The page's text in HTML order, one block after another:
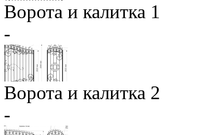
Ворота и калитка 1
-
Ворота и калитка 2
-